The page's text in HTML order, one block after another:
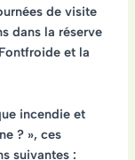
de visite
dans la réserve
et la
incendie et
? », ces
suivantes :